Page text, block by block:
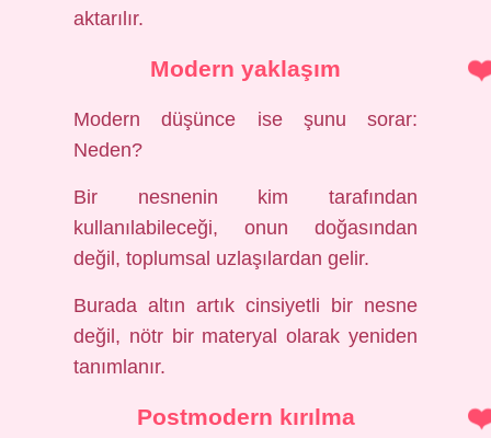
aktarılır.
Modern yaklaşım
Modern düşünce ise şunu sorar:
Neden?
Bir nesnenin kim tarafından
kullanılabileceği, onun doğasından
değil, toplumsal uzlaşılardan gelir.
Burada altın artık cinsiyetli bir nesne
değil, nötr bir materyal olarak yeniden
tanımlanır.
Postmodern kırılma